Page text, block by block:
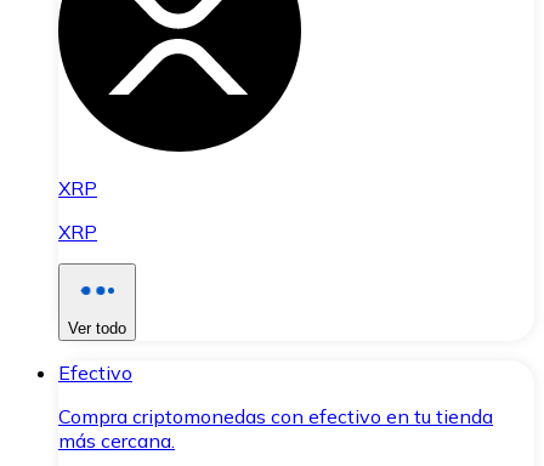
XRP
XRP
Ver todo
Efectivo
Compra criptomonedas con efectivo en tu tienda
más cercana.